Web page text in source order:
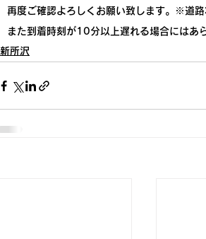
再度ご確認よろしくお願い致します。※道路
また到着時刻が10分以上遅れる場合にはあ
新所沢